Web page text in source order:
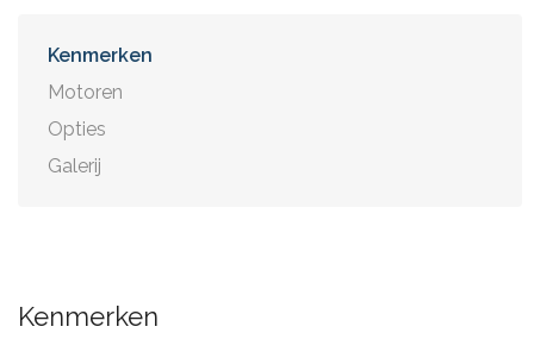
Kenmerken
Motoren
Opties
Galerij
Kenmerken